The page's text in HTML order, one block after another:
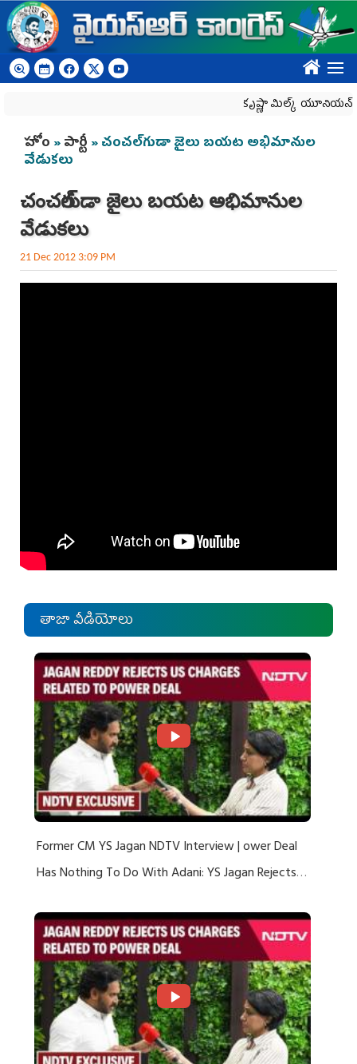
Skip to main content
????
కృష్ణా మిల్క్‌ యూనియన్‌
You are here
హోం »పార్టీ » చంచల్‌గుడా జైలు బయట అభిమానుల
వేడుకలు
చంచల్‌గుడా జైలు బయట అభిమానుల
వేడుకలు
21 Dec 2012 3:09 PM
తాజా వీడియోలు
Former CM YS Jagan NDTV Interview | ower Deal
Has Nothing To Do With Adani: YS Jagan Rejects